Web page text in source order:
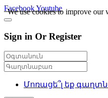
FacebookYoutube
Sign in Or Register
Մոռացե՞լ եք
We use cookies to improve our